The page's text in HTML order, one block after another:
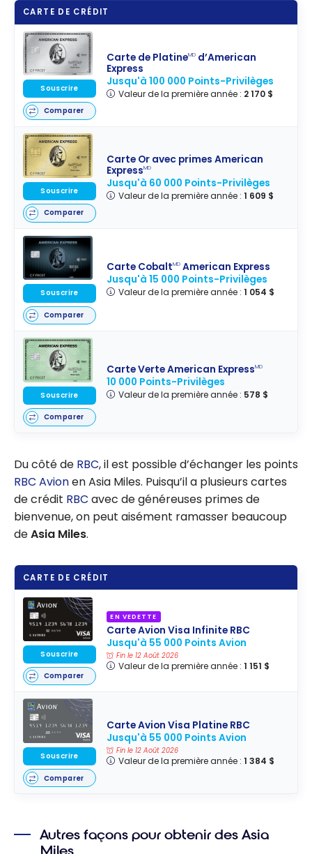
American
Express est
l’une des
meilleures
cartes de
crédit au
Canada
CARTE DE CRÉDIT
Carte de PlatineMD d’American
Express
Jusqu'à 100 000 Points-Privilèges
Valeur de la première année : 2 170 $
Souscrire
Comparer
Carte Or avec primes American
ExpressMD
Jusqu'à 60 000 Points-Privilèges
Valeur de la première année : 1 609 $
Souscrire
Comparer
Carte CobaltMD American Express
Jusqu'à 15 000 Points-Privilèges
Valeur de la première année : 1 054 $
Souscrire
Comparer
Carte Verte American ExpressMD
10 000 Points-Privilèges
Valeur de la première année : 578 $
Souscrire
Comparer
Du côté de RBC, il est possible d’échanger les points
RBC Avionen Asia Miles. Puisqu’il a plusieurs cartes
de crédit RBC avec de généreuses primes de
bienvenue, on peut aisément ramasser beaucoup
deAsia Miles.
CARTE DE CRÉDIT
EN VEDETTE
Carte Avion Visa Infinite RBC
Jusqu'à 55 000 Points Avion
Fin le 12 Août 2026
Valeur de la première année : 1 151 $
Souscrire
Comparer
Carte Avion Visa Platine RBC
Jusqu'à 55 000 Points Avion
Fin le 12 Août 2026
Valeur de la première année : 1 384 $
Souscrire
Comparer
Autres façons pour obtenir des Asia